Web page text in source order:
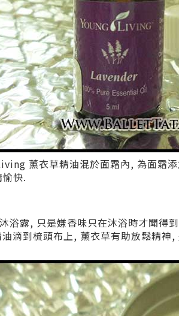
薰衣草精油混於面霜內, 為面霜
快.
浴露, 只是嫌香味只在沐浴時才聞得
滴到梳頭布上, 薰衣草有助放鬆精神